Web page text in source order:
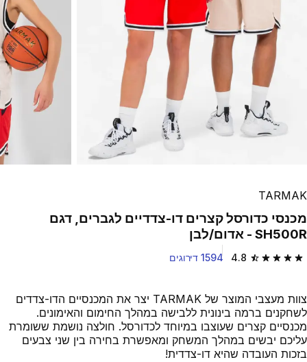
TARMAK
מכנסי כדורסל קצרים דו-צדדיים לגברים, דגם
SH500R - אדום/לבן
4.8 4.8 out of 5 stars from 1594 reviews 1594 דירוגים
צוות מעצבי המוצר של TARMAK יצר את המכנסיים הדו-צדדים
לשחקנים ברמה בינונית ללבישה במהלך החימום והאימונים.
מכנסיים קצרים שעוצבו במיוחד לכדורסל. חולצה נושמת ששומרת
עליכם יבשים במהלך המשחק ומאפשרת בחירה בין שני צבעים
בזכות העובדה שהיא דו-צדדית!